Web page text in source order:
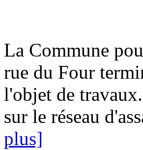
La Commune
rue du Four
l'objet de
sur le réseau
plus]